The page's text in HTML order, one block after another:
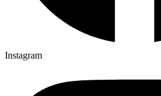
Instagram